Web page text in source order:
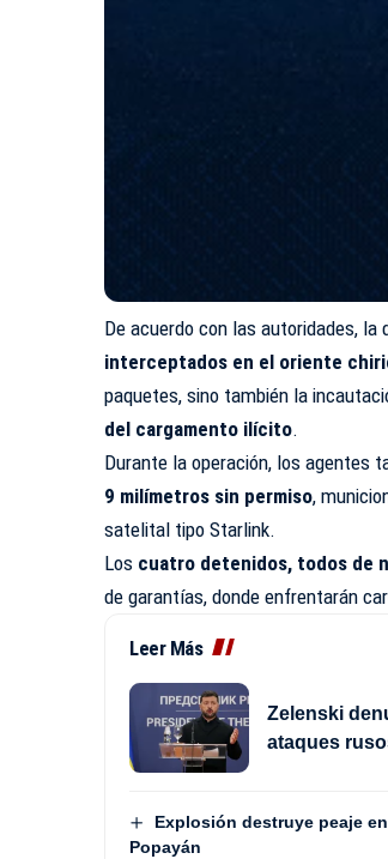
De acuerdo con las autoridades,
interceptados en el oriente
paquetes, sino también la
del cargamento ilícito.
Durante la operación, los agentes
9 milímetros sin permiso,
satelital tipo Starlink.
Los cuatro detenidos, todos de
de garantías, donde enfrentarán
Leer Más
Zelenski
ataques
Explosión destruye peaje
Popayán